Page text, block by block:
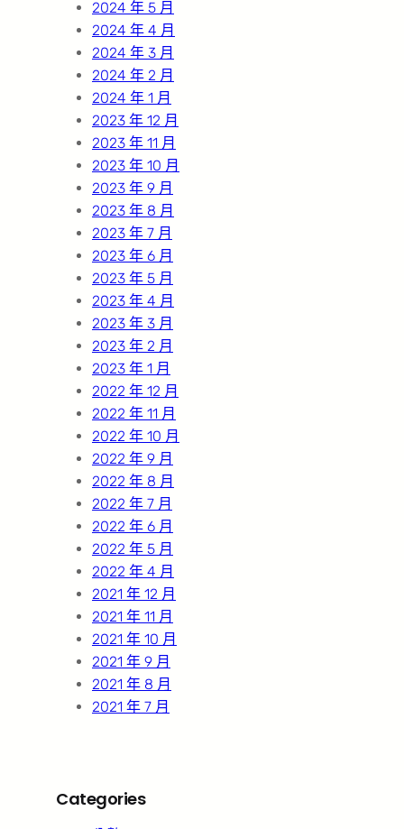
2024 年 5 月
2024 年 4 月
2024 年 3 月
2024 年 2 月
2024 年 1 月
2023 年 12 月
2023 年 11 月
2023 年 10 月
2023 年 9 月
2023 年 8 月
2023 年 7 月
2023 年 6 月
2023 年 5 月
2023 年 4 月
2023 年 3 月
2023 年 2 月
2023 年 1 月
2022 年 12 月
2022 年 11 月
2022 年 10 月
2022 年 9 月
2022 年 8 月
2022 年 7 月
2022 年 6 月
2022 年 5 月
2022 年 4 月
2021 年 12 月
2021 年 11 月
2021 年 10 月
2021 年 9 月
2021 年 8 月
2021 年 7 月
Categories